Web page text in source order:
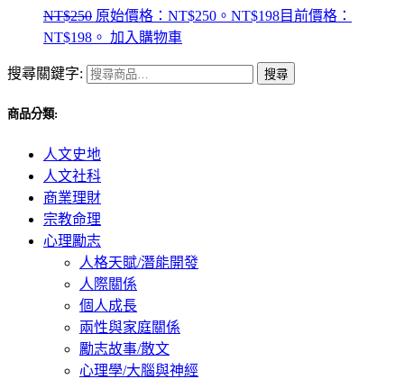
NT$250 原始價格：NT$250。 NT$198目前價格：
NT$198。 加入購物車
搜尋關鍵字: 搜尋
商品分類:
人文史地
人文社科
商業理財
宗教命理
心理勵志
人格天賦/潛能開發
人際關係
個人成長
兩性與家庭關係
勵志故事/散文
心理學/大腦與神經